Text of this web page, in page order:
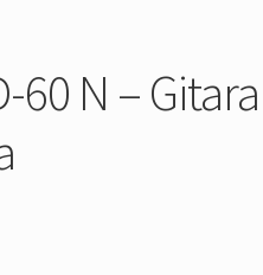
60 N – Gitara